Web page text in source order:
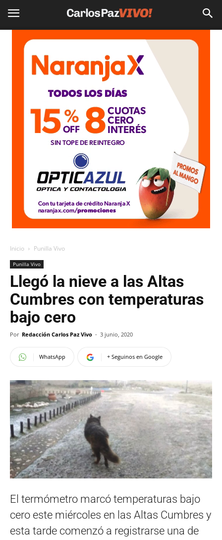
Inicio Punilla Vivo
Punilla Vivo
Llegó la nieve a las Altas
Cumbres con temperaturas
bajo cero
Por Redacción Carlos Paz Vivo - 3 junio, 2020
WhatsApp + Seguinos en Google
El termómetro marcó temperaturas bajo
cero este miércoles en las Altas Cumbres y
esta tarde comenzó a registrarse una de